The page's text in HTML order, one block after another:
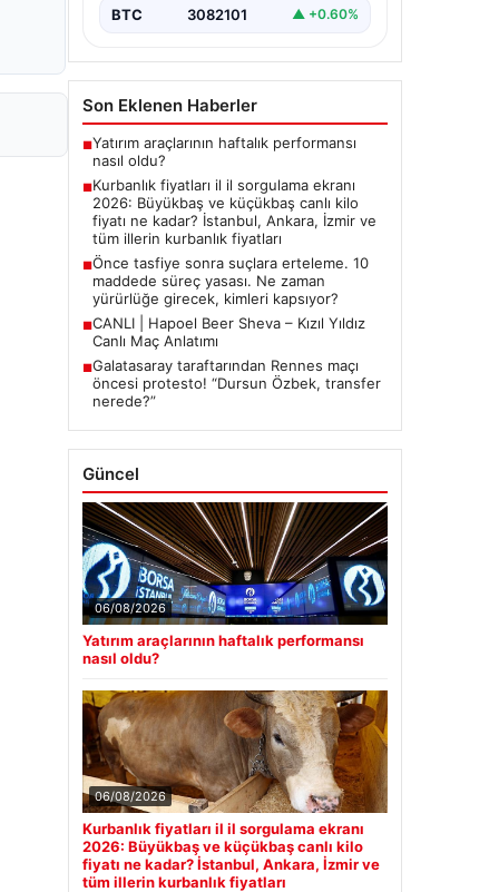
2026 Kurban Bayramı öncesinde en
BTC 3082101 ▲ +0.60%
Son Eklenen Haberler
■Yatırım araçlarının haftalık performansı
nasıl oldu?
■Kurbanlık fiyatları il il sorgulama ekranı
2026: Büyükbaş ve küçükbaş canlı kilo
fiyatı ne kadar? İstanbul, Ankara, İzmir ve
tüm illerin kurbanlık fiyatları
■Önce tasfiye sonra suçlara erteleme. 10
maddede süreç yasası. Ne zaman
yürürlüğe girecek, kimleri kapsıyor?
■CANLI | Hapoel Beer Sheva – Kızıl Yıldız
Canlı Maç Anlatımı
■Galatasaray taraftarından Rennes maçı
öncesi protesto! “Dursun Özbek, transfer
nerede?”
Güncel
06/08/2026
Yatırım araçlarının haftalık performansı
nasıl oldu?
06/08/2026
Kurbanlık fiyatları il il sorgulama ekranı
2026: Büyükbaş ve küçükbaş canlı kilo
fiyatı ne kadar? İstanbul, Ankara, İzmir ve
tüm illerin kurbanlık fiyatları